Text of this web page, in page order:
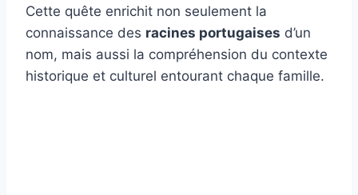
Cette quête enrichit non seulement la
connaissance des racines portugaises d’un
nom, mais aussi la compréhension du contexte
historique et culturel entourant chaque famille.